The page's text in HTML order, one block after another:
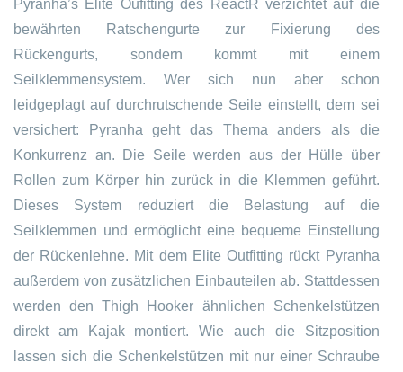
Pyranha’s Elite Oufitting des ReactR verzichtet auf die
bewährten Ratschengurte zur Fixierung des
Rückengurts, sondern kommt mit einem
Seilklemmensystem. Wer sich nun aber schon
leidgeplagt auf durchrutschende Seile einstellt, dem sei
versichert: Pyranha geht das Thema anders als die
Konkurrenz an. Die Seile werden aus der Hülle über
Rollen zum Körper hin zurück in die Klemmen geführt.
Dieses System reduziert die Belastung auf die
Seilklemmen und ermöglicht eine bequeme Einstellung
der Rückenlehne. Mit dem Elite Outfitting rückt Pyranha
außerdem von zusätzlichen Einbauteilen ab. Stattdessen
werden den Thigh Hooker ähnlichen Schenkelstützen
direkt am Kajak montiert. Wie auch die Sitzposition
lassen sich die Schenkelstützen mit nur einer Schraube